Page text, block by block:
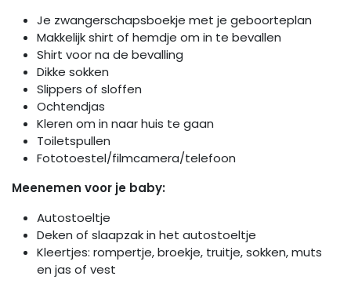
Je zwangerschapsboekje met je geboorteplan
Makkelijk shirt of hemdje om in te bevallen
Shirt voor na de bevalling
Dikke sokken
Slippers of sloffen
Ochtendjas
Kleren om in naar huis te gaan
Toiletspullen
Fototoestel/filmcamera/telefoon
Meenemen voor je baby:
Autostoeltje
Deken of slaapzak in het autostoeltje
Kleertjes: rompertje, broekje, truitje, sokken, muts
en jas of vest